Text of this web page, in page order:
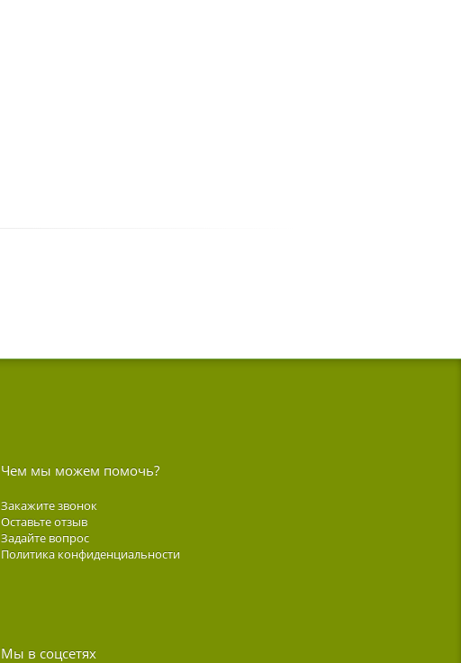
Чем мы можем помочь?
Закажите звонок
Оставьте отзыв
Задайте вопрос
Политика конфиденциальности
Мы в соцсетях